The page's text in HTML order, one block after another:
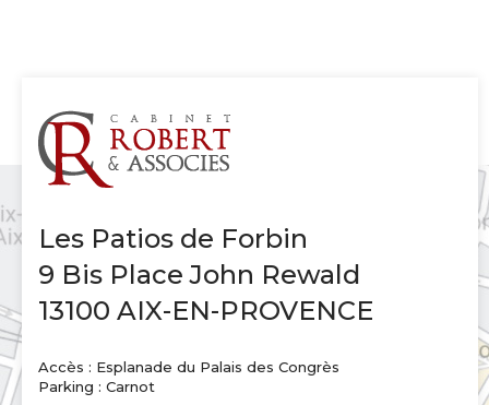
Les Patios de Forbin
9 Bis Place John Rewald
13100 AIX-EN-PROVENCE
Accès : Esplanade du Palais des Congrès
Parking : Carnot